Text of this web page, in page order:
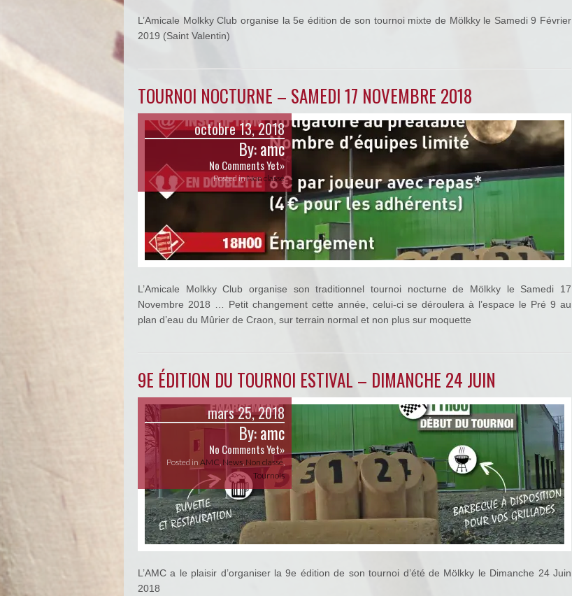
L’Amicale Molkky Club organise la 5e édition de son tournoi mixte de Mölkky le Samedi 9 Février
2019 (Saint Valentin)
TOURNOI NOCTURNE – SAMEDI 17 NOVEMBRE 2018
octobre 13, 2018
By:amc
No Comments Yet»
Posted inNon classé
L’Amicale Molkky Club organise son traditionnel tournoi nocturne de Mölkky le Samedi 17
Novembre 2018 … Petit changement cette année, celui-ci se déroulera à l’espace le Pré 9 au
plan d’eau du Mûrier de Craon, sur terrain normal et non plus sur moquette
9E ÉDITION DU TOURNOI ESTIVAL – DIMANCHE 24 JUIN
mars 25, 2018
By:amc
No Comments Yet»
Posted in AMC, News, Non classé,
Tournois
L’AMC a le plaisir d’organiser la 9e édition de son tournoi d’été de Mölkky le Dimanche 24 Juin
2018